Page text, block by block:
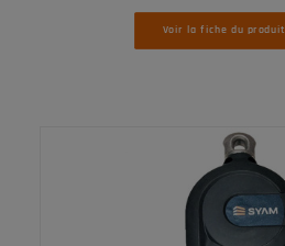
Voir la fiche du produit